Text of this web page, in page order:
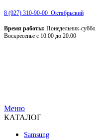
8 (927) 310-90-00 Октябрьский
Время работы: Понедельник-
Воскресенье с 10.00 до 20.00
Меню
КАТАЛОГ
Samsung